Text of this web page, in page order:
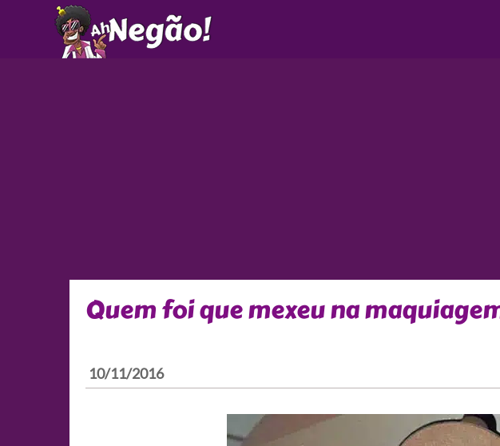
Quem foi que mexeu na
10/11/2016